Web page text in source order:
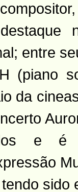
entre
(piano
da
e é
sido